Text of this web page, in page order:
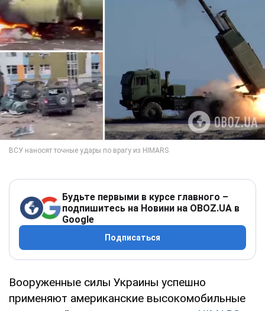
Будьте первыми в курсе главного –
подпишитесь на Новини на OBOZ.UA в
Google
Подписаться
Вооруженные силы Украины успешно
применяют американские высокомобильные